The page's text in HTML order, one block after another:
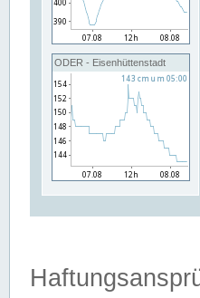
ODER - Eisenhüttenstadt